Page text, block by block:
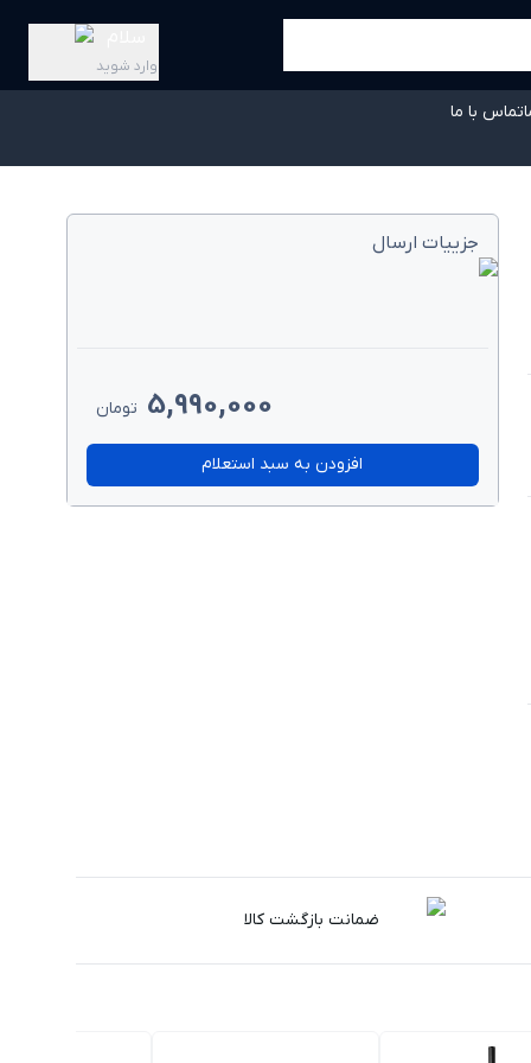
وارد شوید
تماس با ما
جزییات ارسال
5,990,000 تومان
افزودن به سبد استعلام
ضمانت بازگشت کالا